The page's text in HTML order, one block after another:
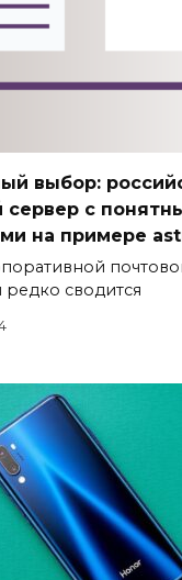
выбор:
сервер с
на примере
сводится